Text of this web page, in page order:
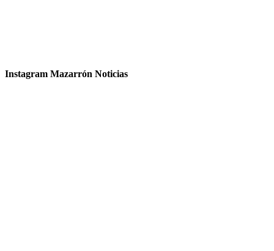
Instagram Mazarrón Noticias